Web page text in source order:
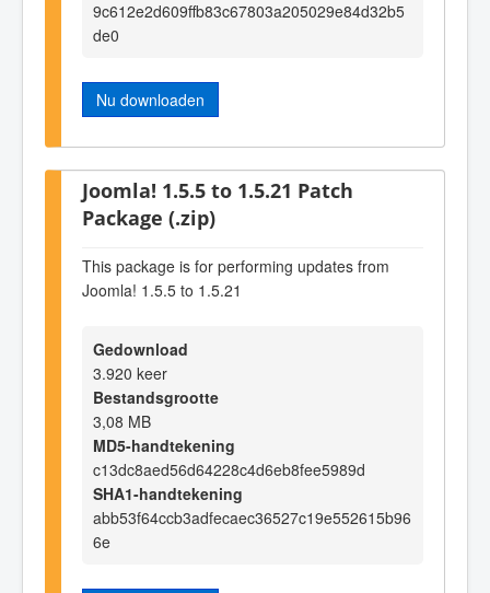
9c612e2d609ffb83c67803a205029e84d32b5
de0
Nu downloaden
Joomla! 1.5.5 to 1.5.21 Patch
Package (.zip)
This package is for performing updates from
Joomla! 1.5.5 to 1.5.21
Gedownload
3.920 keer
Bestandsgrootte
3,08 MB
MD5-handtekening
c13dc8aed56d64228c4d6eb8fee5989d
SHA1-handtekening
abb53f64ccb3adfecaec36527c19e552615b96
6e